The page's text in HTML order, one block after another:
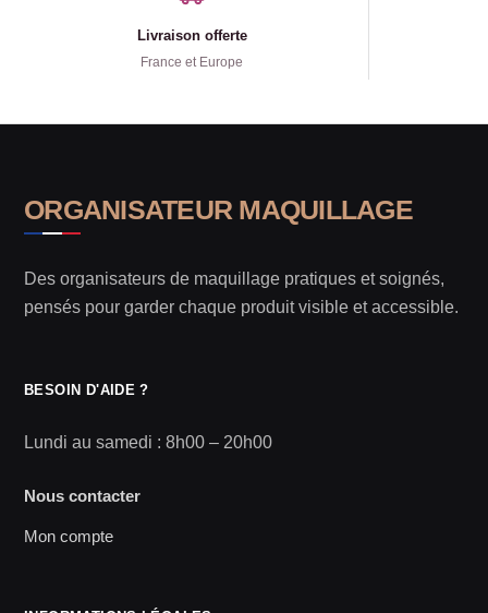
Livraison offerte
France et Europe
ORGANISATEUR MAQUILLAGE
Des organisateurs de maquillage pratiques et soignés,
pensés pour garder chaque produit visible et accessible.
BESOIN D'AIDE ?
Lundi au samedi : 8h00 – 20h00
Nous contacter
Mon compte